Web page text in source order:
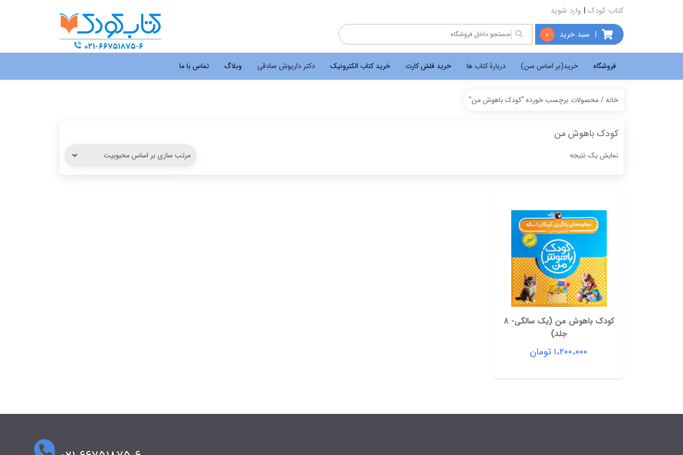
کتاب کودک | وارد شوید
| سبد خرید 0
فروشگاه خرید(بر اساس سن) دربارۀ کتاب ها خرید فلش کارت خرید کتاب الکترونیک دکتر داریوش صادقی وبلاگ تماس با ما
خانه/ محصولات برچسب خورده “کودک باهوش من”
کودک باهوش من
نمایش یک نتیجه
کودک باهوش من (یک سالگی- 8
جلد)
۱،۲۰۰،۰۰۰ تومان